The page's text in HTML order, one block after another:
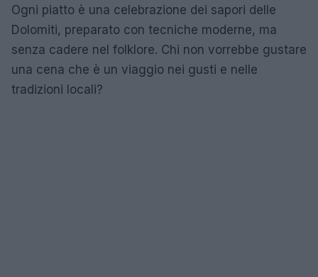
Ogni piatto è una celebrazione dei sapori delle
Dolomiti, preparato con tecniche moderne, ma
senza cadere nel folklore. Chi non vorrebbe gustare
una cena che è un viaggio nei gusti e nelle
tradizioni locali?